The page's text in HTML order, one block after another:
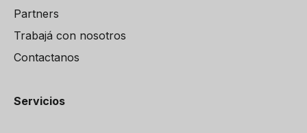
Partners
Trabajá con nosotros
Contactanos
Servicios